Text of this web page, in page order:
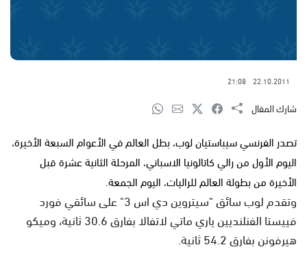
22.10.2011
21:08
شارك المقال
تصدر الفرنسي سيباستيان لوب، بطل العالم في الأعوام السبعة الأخيرة،
اليوم الأول من رالي كاتالونيا الاسباني، المرحلة الثانية عشرة قبل
الأخيرة من بطولة العالم للراليات، اليوم الجمعة.
وتقدم لوب سائق "سيتروين دي اس 3" على سائقي فورد
فييستا الفنلنديين ياري ماتي لاتفالا بفارق 30.6 ثانية، وميكو
هيرفونن بفارق 54.2 ثانية.